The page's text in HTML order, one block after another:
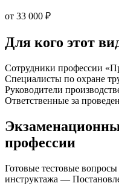
от 33 000 ₽
Для кого этот
Сотрудники профессии
Специалисты по охране
Руководители
Ответственные за
профессии
Готовые тестовые
инструктажа —